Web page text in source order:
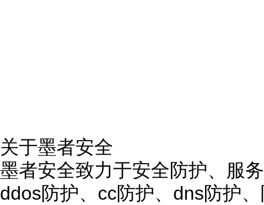
关于墨者安全
墨者安全致力于安全防护、服
ddos防护、cc防护、dns防护